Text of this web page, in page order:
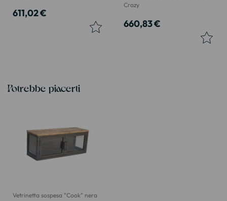
611,02 €
Crazy
660,83 €
Potrebbe piacerti
Vetrinetta sospesa "Cook" nera